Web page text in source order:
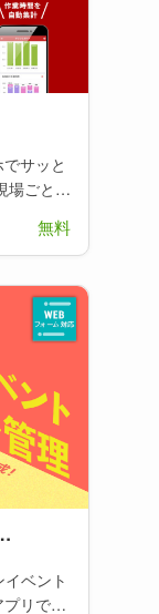
サッと
場ごとの
無料
ンケート管理
ベント
リで